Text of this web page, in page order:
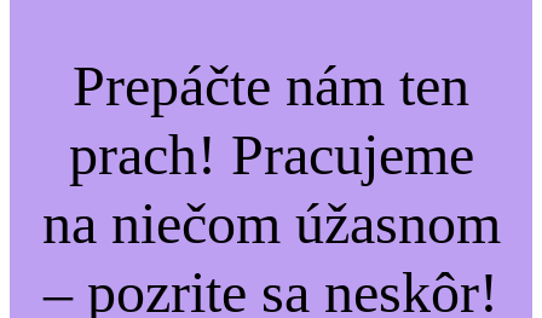
Prepáčte nám ten
prach! Pracujeme
na niečom úžasnom
– pozrite sa neskôr!